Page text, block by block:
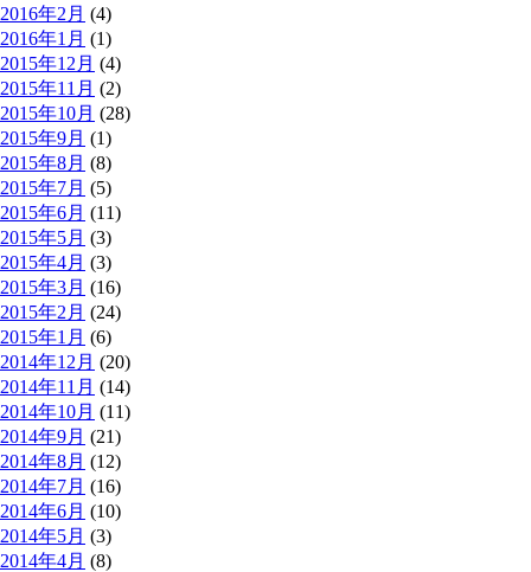
2016年2月 (4)
2016年1月 (1)
2015年12月 (4)
2015年11月 (2)
2015年10月 (28)
2015年9月 (1)
2015年8月 (8)
2015年7月 (5)
2015年6月 (11)
2015年5月 (3)
2015年4月 (3)
2015年3月 (16)
2015年2月 (24)
2015年1月 (6)
2014年12月 (20)
2014年11月 (14)
2014年10月 (11)
2014年9月 (21)
2014年8月 (12)
2014年7月 (16)
2014年6月 (10)
2014年5月 (3)
2014年4月 (8)